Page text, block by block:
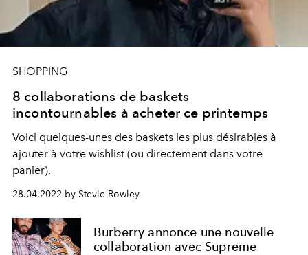
SHOPPING
8 collaborations de baskets
incontournables à acheter ce printemps
Voici quelques-unes des baskets les plus désirables à
ajouter à votre wishlist (ou directement dans votre
panier).
28.04.2022 by Stevie Rowley
Burberry annonce une nouvelle
collaboration avec Supreme